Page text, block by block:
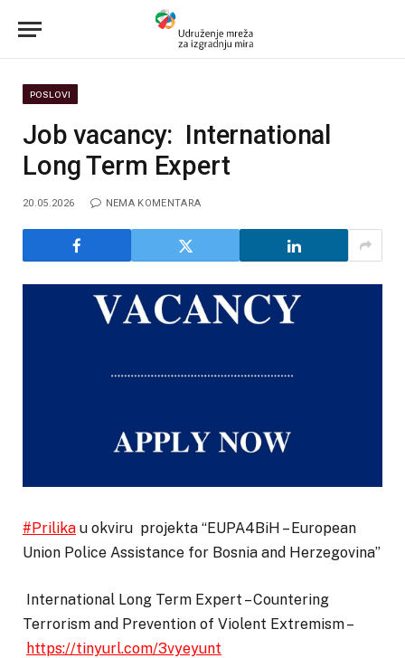
POSLOVI
Job vacancy: International
Long Term Expert
20.05.2026 NEMA KOMENTARA
#Prilika u okviru projekta “EUPA4BiH – European
Union Police Assistance for Bosnia and Herzegovina”
International Long Term Expert – Countering
Terrorism and Prevention of Violent Extremism –
https://tinyurl.com/3vyeyunt